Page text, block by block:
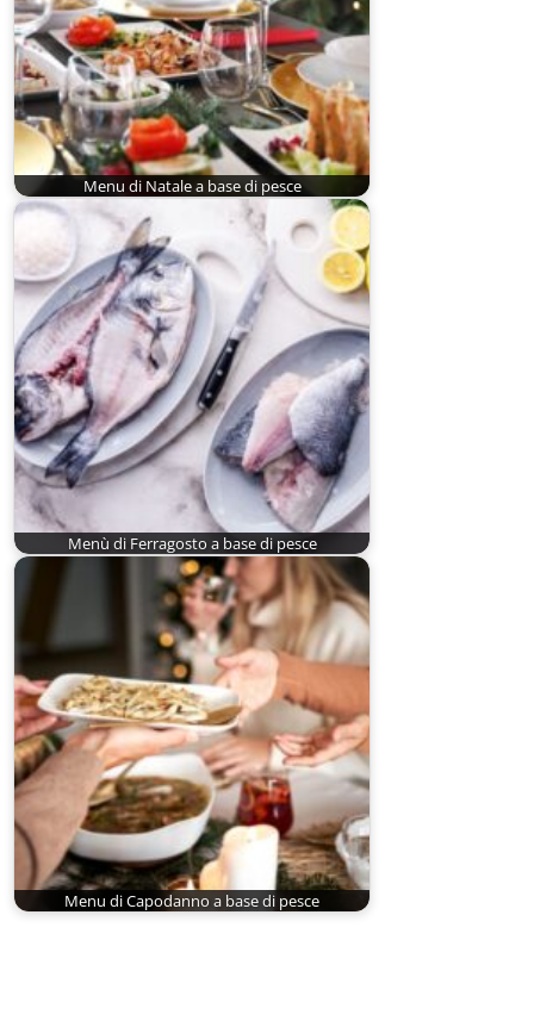
Menu di Natale a base di pesce
Menù di Ferragosto a base di pesce
Menu di Capodanno a base di pesce